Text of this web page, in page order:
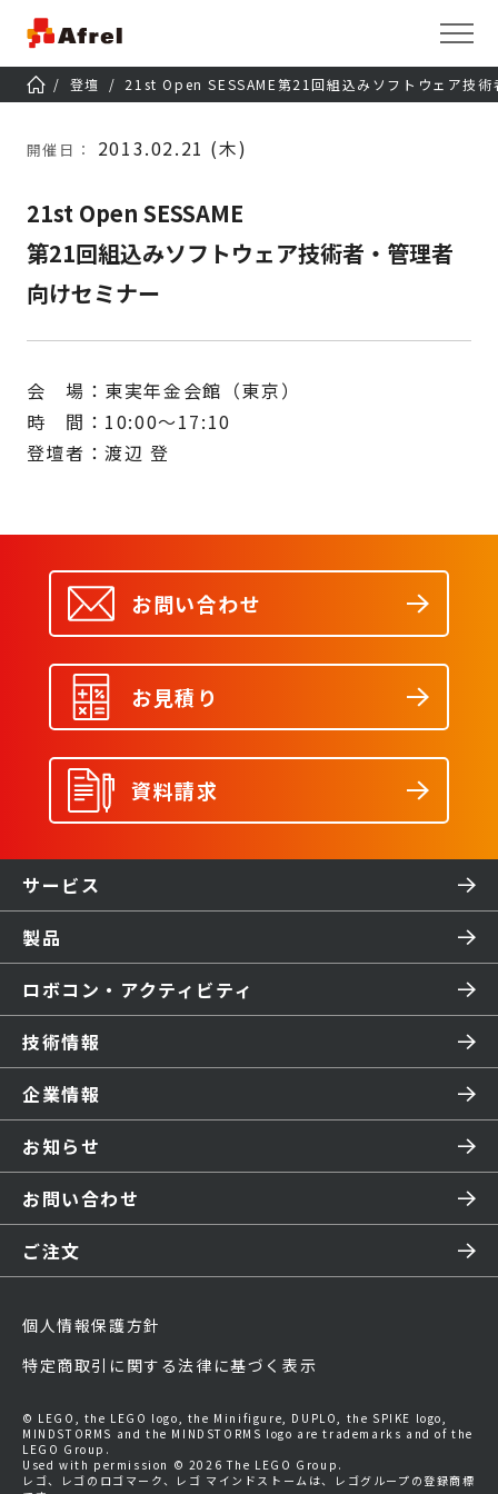
登壇 21st Open SESSAME第21回組込みソフトウェア技術
開催日： 2013.02.21 (木)
21st Open SESSAME
第21回組込みソフトウェア技術者・管理者
向けセミナー
会 場：東実年金会館（東京）
時 間：10:00～17:10
登壇者：渡辺 登
お問い合わせ
お見積り
資料請求
サービス
製品
ロボコン・アクティビティ
技術情報
企業情報
お知らせ
お問い合わせ
ご注文
個人情報保護方針
特定商取引に関する法律に基づく表示
© LEGO, the LEGO logo, the Minifigure, DUPLO, the SPIKE logo,
MINDSTORMS and the MINDSTORMS logo are trademarks and of the
LEGO Group.
Used with permission © 2026 The LEGO Group.
レゴ、レゴのロゴマーク、レゴ マインドストームは、レゴグループの登録商標